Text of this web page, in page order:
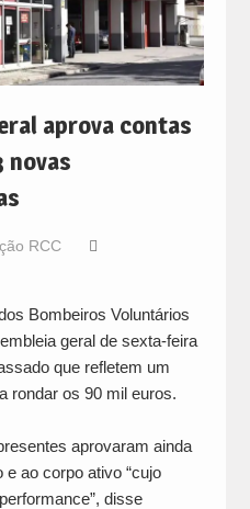
aprova contas
novas
RCC
Bombeiros Voluntários
geral de sexta-feira
que refletem um
rondar os 90 mil euros.
aprovaram ainda
ao corpo ativo “cujo
disse